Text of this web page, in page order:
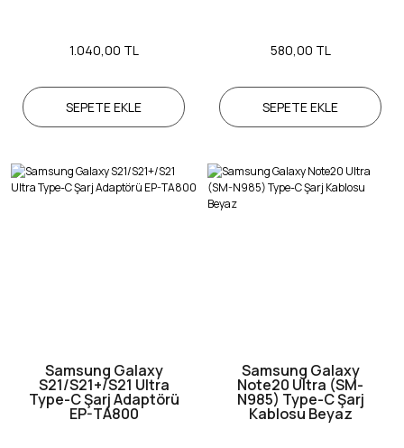
1.040,00 TL
SEPETE EKLE
580,00 TL
SEPETE EKLE
Samsung Galaxy
S21/S21+/S21 Ultra
Type-C Şarj Adaptörü
EP-TA800
Samsung Galaxy
Note20 Ultra (SM-
N985) Type-C Şarj
Kablosu Beyaz